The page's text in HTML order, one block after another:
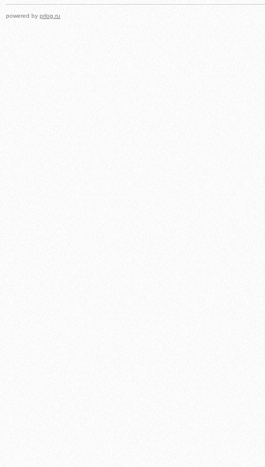
powered by prlog.ru